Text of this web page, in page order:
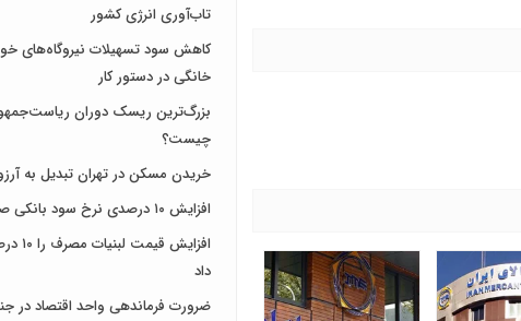
تاب‌آوری انرژی کشور
کاهش سود تسهیلات نیروگاه‌های
خانگی در دستور کار
بزرگ‌ترین ریسک دوران
چیست؟
خریدن مسکن در تهران تبدیل به
افزایش ۱۰ درصدی نرخ سود بانکی صحت دارد؟
افزایش
داد
ضرورت فرماندهی واحد اقتصاد در